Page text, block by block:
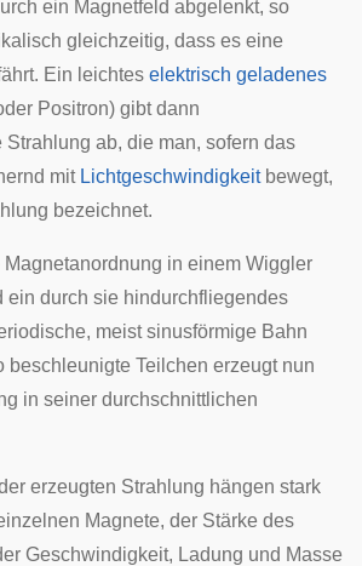
ein Magnetfeld abgelenkt, so
gleichzeitig, dass es eine
Ein leichtes elektrisch geladenes
Positron) gibt dann
ab, die man, sofern das
mit Lichtgeschwindigkeitbewegt,
bezeichnet.
in einem Wiggler
ein durch sie hindurchfliegendes
meistsinusförmige Bahn
beschleunigte Teilchen erzeugt nun
in seiner durchschnittlichen
erzeugten Strahlung hängen stark
Magnete, der Stärke des
Geschwindigkeit, Ladung und Masse